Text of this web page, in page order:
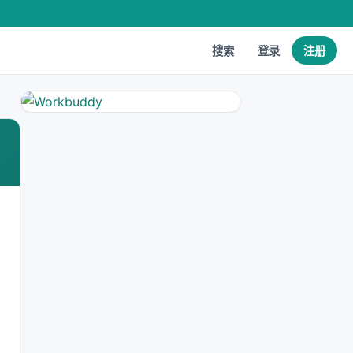
搜索 登录 注册